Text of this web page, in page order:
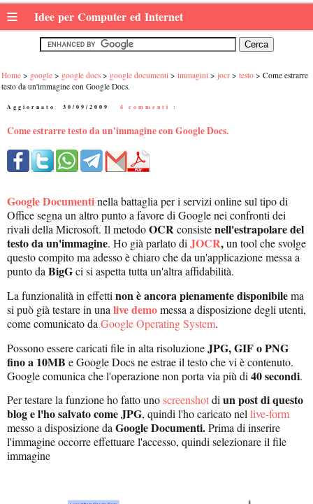
≡ Idee per Computer ed Internet
Home google google docs google documenti immagini jocr testo
Come estrarre
testo da un'immagine con Google Docs.
Aggiornato: 30/09/2009 4 commenti :
Come estrarre testo da un'immagine con Google Docs.
Google Documentinella battaglia per i servizi online sul tipo di
Office segna un altro punto a favore di Google nei confronti dei
rivali della Microsoft. Il metodoOCRconsistenell'estrapolare del
testo da un'immagine. Ho già parlato diJOCR,un tool che svolge
questo compito ma adesso è chiaro che da un'applicazione messa a
punto daBigGci si aspetta tutta un'altra affidabilità.
La funzionalità in effetti non è ancora pienamente disponibilema
si può già testare in una live demomessa a disposizione degli utenti,
come comunicato da Google Operating System.
Possono essere caricati file in alta risoluzioneJPG, GIF o PNG
fino a 10MB e Google Docs ne estrae il testo che vi è contenuto.
Google comunica che l'operazione non porta via più di 40 secondi.
Per testare la funzione ho fatto unoscreenshotdi un post di questo
blog e l'ho salvato come JPG, quindi l'ho caricato nel live-form
messo a disposizione da Google Documenti.Prima di inserire
l'immagine occorre effettuare l'accesso, quindi selezionare il file
immagine